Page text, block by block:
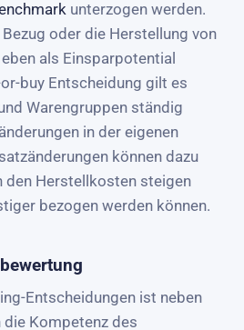
unterzogen werden.
oder die Herstellung von
als Einsparpotential
buy Entscheidung gilt es
Warengruppen ständig
in der eigenen
können dazu
den Herstellkosten steigen
bezogen werden können.
Entscheidungen ist neben
Kompetenz des